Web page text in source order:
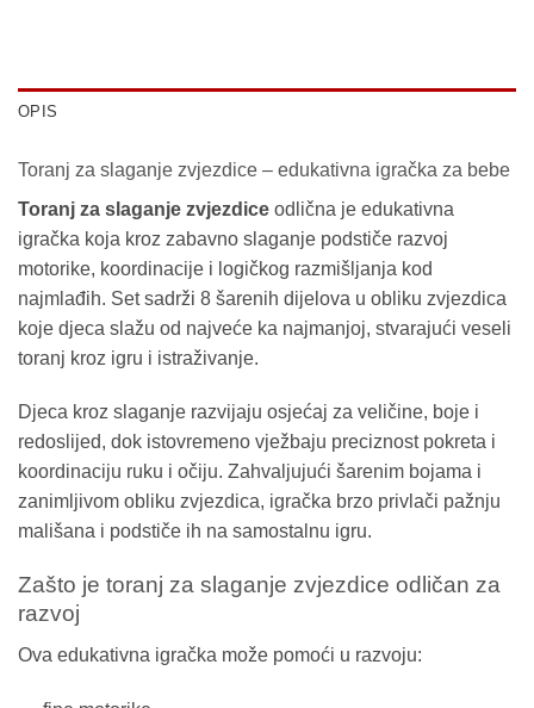
OPIS
Toranj za slaganje zvjezdice – edukativna igračka za bebe
Toranj za slaganje zvjezdice odlična je edukativna
igračka koja kroz zabavno slaganje podstiče razvoj
motorike, koordinacije i logičkog razmišljanja kod
najmlađih. Set sadrži 8 šarenih dijelova u obliku zvjezdica
koje djeca slažu od najveće ka najmanjoj, stvarajući veseli
toranj kroz igru i istraživanje.
Djeca kroz slaganje razvijaju osjećaj za veličine, boje i
redoslijed, dok istovremeno vježbaju preciznost pokreta i
koordinaciju ruku i očiju. Zahvaljujući šarenim bojama i
zanimljivom obliku zvjezdica, igračka brzo privlači pažnju
mališana i podstiče ih na samostalnu igru.
Zašto je toranj za slaganje zvjezdice odličan za
razvoj
Ova edukativna igračka može pomoći u razvoju: